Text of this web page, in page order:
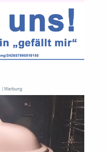
| Werbung